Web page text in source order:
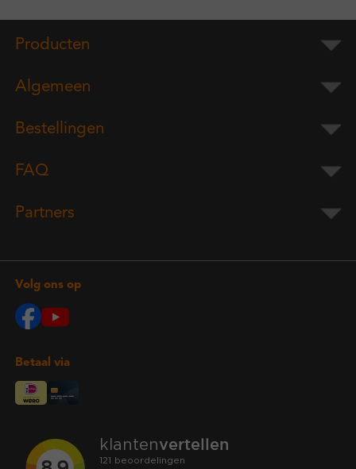
Producten
Algemeen
Bestellingen
FAQ
Partners
Volg ons op
Betaal via